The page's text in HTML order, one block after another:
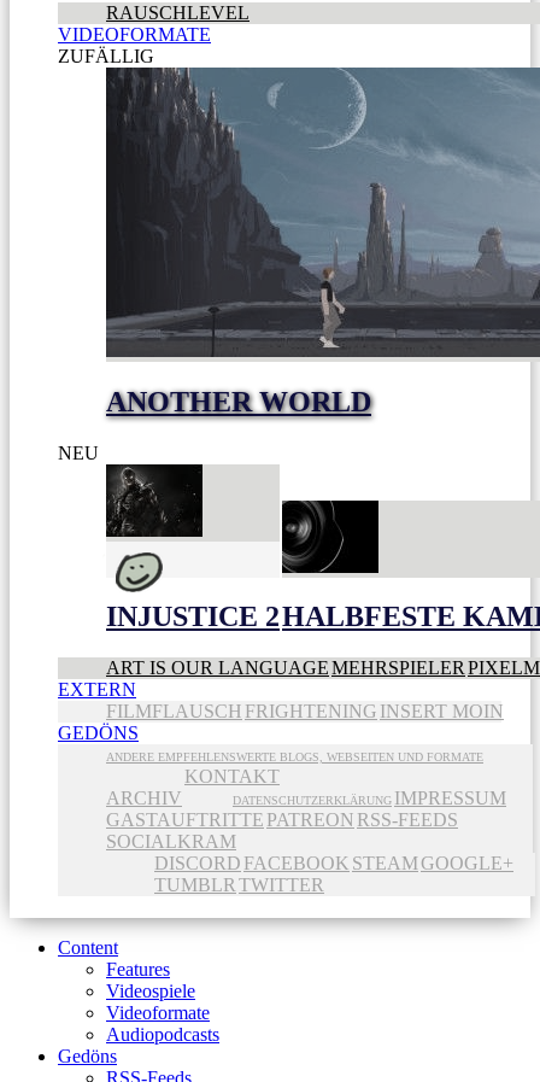
RAUSCHLEVEL
VIDEOFORMATE
ZUFÄLLIG
ANOTHER WORLD
NEU
INJUSTICE 2HALBFESTE
ART IS OUR LANGUAGEMEHRSPIELER
EXTERN
FILMFLAUSCH FRIGHTENING INSERT MOIN
GEDÖNS
ANDERE EMPFEHLENSWERTE BLOGS, WEBSEITEN UND FORMATE
ARCHIV
KONTAKT
DATENSCHUTZERKLÄRUNG IMPRESSUM
GASTAUFTRITTE PATREON RSS-FEEDS
SOCIALKRAM
DISCORD FACEBOOK STEAMGOOGLE+
TUMBLR TWITTER
Content
Features
Videospiele
Videoformate
Audiopodcasts
Gedöns